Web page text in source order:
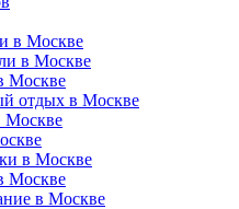
в Москве
в Москве
Москве
отдых в Москве
Москве
в Москве
Москве
в Москве